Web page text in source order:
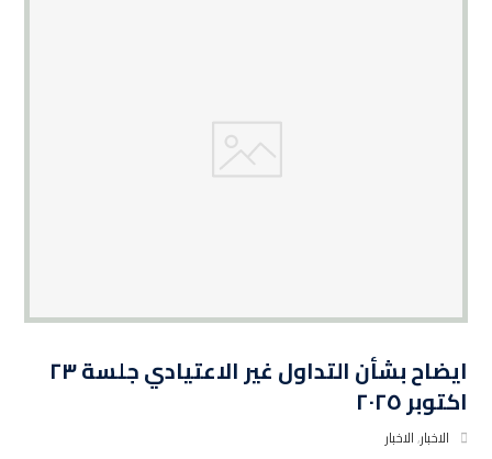
ايضاح بشأن التداول غير الاعتيادي جلسة ٢٣
اكتوبر ٢٠٢٥
الاخبار,الاخبار